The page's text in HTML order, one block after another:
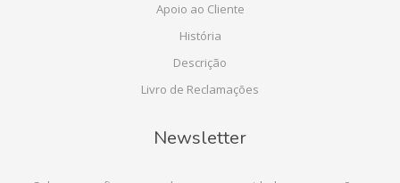
Apoio ao Cliente
História
Descrição
Livro de Reclamações
Newsletter